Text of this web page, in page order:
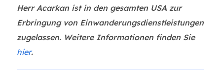
Herr Acarkan ist in den gesamten USA zur
Erbringung von Einwanderungsdienstleistungen
zugelassen. Weitere Informationen finden Sie
hier.